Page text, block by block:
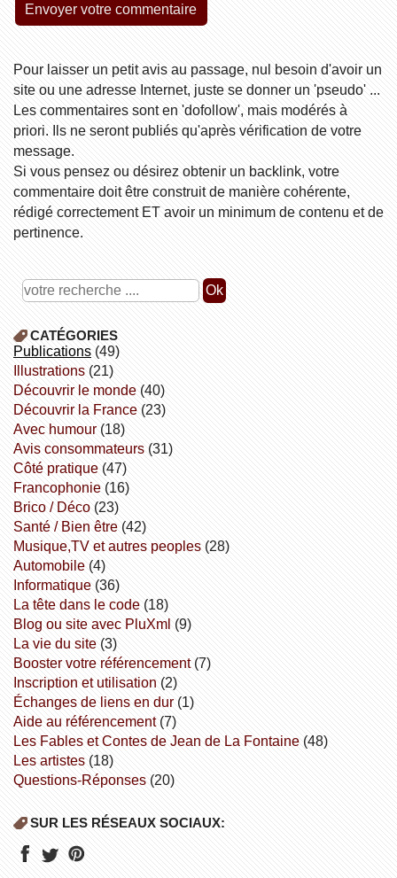
Pour laisser un petit avis au passage, nul besoin d'avoir un
site ou une adresse Internet, juste se donner un 'pseudo' ...
Les commentaires sont en 'dofollow', mais modérés à
priori. Ils ne seront publiés qu'après vérification de votre
message.
Si vous pensez ou désirez obtenir un backlink, votre
commentaire doit être construit de manière cohérente,
rédigé correctement ET avoir un minimum de contenu et de
pertinence.
CATÉGORIES
publications(49)
illustrations(21)
découvrir le monde(40)
découvrir la France(23)
avec humour(18)
avis consommateurs(31)
côté pratique(47)
Francophonie(16)
Brico / Déco(23)
Santé / Bien être(42)
Musique,TV et autres peoples(28)
Automobile(4)
informatique(36)
la tête dans le code(18)
Blog ou site avec PluXml (9)
la vie du site(3)
booster votre référencement(7)
inscription et utilisation (2)
échanges de liens en dur(1)
aide au référencement(7)
Les Fables et Contes de Jean de La Fontaine(48)
Les artistes(18)
Questions-Réponses(20)
SUR LES RÉSEAUX SOCIAUX: